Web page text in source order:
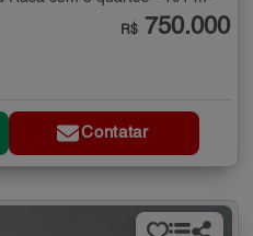
R$ 750.000
Contatar